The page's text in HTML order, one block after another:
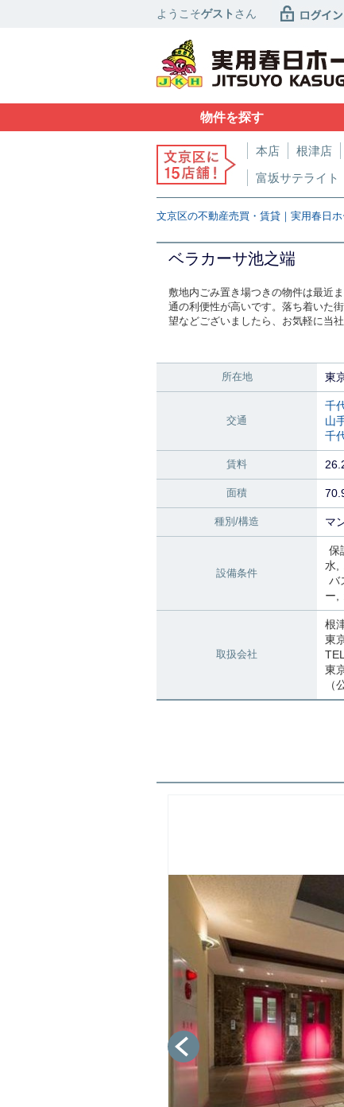
ようこそゲスト さん
物件を探す
本店 根津店
富坂サテライト
文京区の不動産売買・賃貸｜実用春日ホ
ベラカーサ池之端
敷地内ごみ置き場つきの物件は最近
通の利便性が高いです。落ち着いた
望などございましたら、お気軽に当
所在地 東
交通
千
山
千
賃料
面積
種別/構造 マ
設備条件
保
水
バ
ー
取扱会社
根
東
東
（